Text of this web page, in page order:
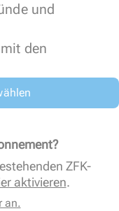
und
den
ZFK-
aktivieren.
an.